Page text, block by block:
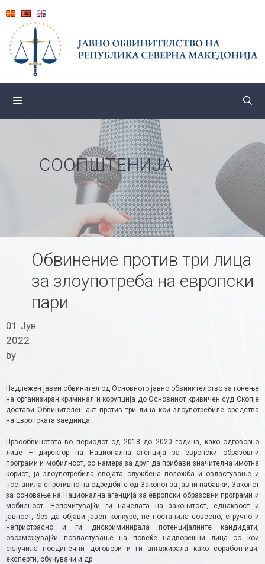
content
СООПШТЕНИЈА
Обвинение против три лица
за злоупотреба на европски
пари
01 Јун
2022
by
Надлежен јавен обвинител од Основното јавно обвинителство за гонење
на организиран криминал и корупција до Основниот кривичен суд Скопје
достави Обвинителен акт против три лица кои злоупотребиле средства
на Европската заедница.
Првообвинетата во периодот од 2018 до 2020 година, како одговорно
лице – директор на Национална агенција за европски образовни
програми и мобилност, со намера за друг да прибави значителна имотна
корист, ја злоупотребила својата службена положба и овластување и
постапила спротивно на одредбите од Законот за јавни набавки, Законот
за основање на Национална агенција за европски образовни програми и
мобилност. Непочитувајќи ги начелата на законитост, еднаквост и
јавност, без да објави јавен конкурс, не постапила совесно, стручно и
непристрасно и ги дискриминирала потенцијалните кандидати,
овозможувајќи повластување на повеќе надворешни лица со кои
склучила поединечни договори и ги ангажирала како соработници,
експерти, обучувачи и др.